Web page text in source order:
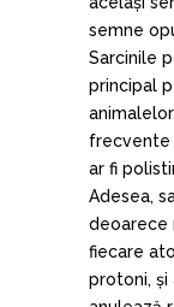
semne
Sarcinile
principal
frecvente
ar fi
Adesea,
deoarece
fiecare
protoni, și